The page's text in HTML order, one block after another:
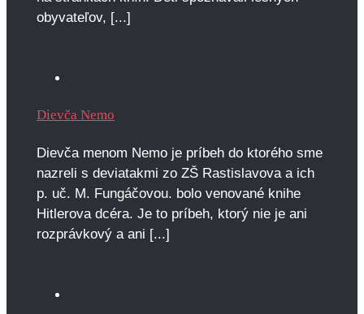
obyvateľov, [...]
Dievča Nemo
Dievča menom Nemo je príbeh do ktorého sme
nazreli s deviatakmi zo ZŠ Rastislavova a ich
p. uč. M. Fungáčovou. bolo venované knihe
Hitlerova dcéra. Je to príbeh, ktorý nie je ani
rozprávkový a ani [...]